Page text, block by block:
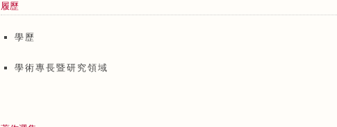
履歷
學歷
學術專長暨研究領域